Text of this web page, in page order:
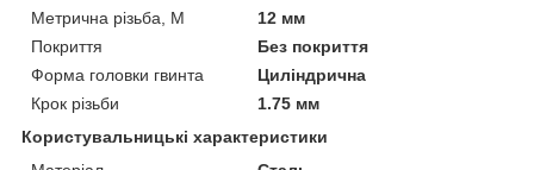
Метрична різьба, М
12 мм
Покриття
Без покриття
Форма головки гвинта
Циліндрична
Крок різьби
1.75 мм
Користувальницькі характеристики